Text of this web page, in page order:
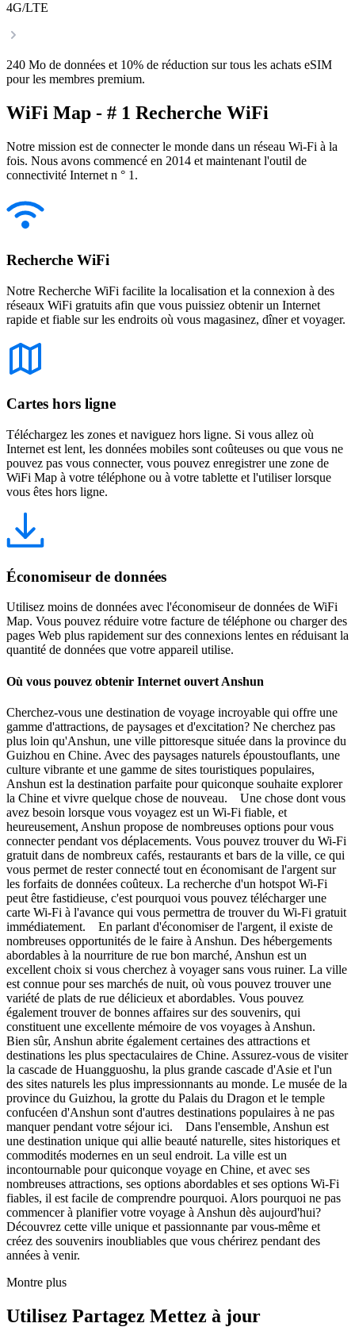
4G/LTE
240 Mo de données et 10% de réduction sur tous les achats eSIM
pour les membres premium.
WiFi Map - # 1 Recherche WiFi
Notre mission est de connecter le monde dans un réseau Wi-Fi à la
fois. Nous avons commencé en 2014 et maintenant l'outil de
connectivité Internet n ° 1.
Recherche WiFi
Notre Recherche WiFi facilite la localisation et la connexion à des
réseaux WiFi gratuits afin que vous puissiez obtenir un Internet
rapide et fiable sur les endroits où vous magasinez, dîner et voyager.
Cartes hors ligne
Téléchargez les zones et naviguez hors ligne. Si vous allez où
Internet est lent, les données mobiles sont coûteuses ou que vous ne
pouvez pas vous connecter, vous pouvez enregistrer une zone de
WiFi Map à votre téléphone ou à votre tablette et l'utiliser lorsque
vous êtes hors ligne.
Économiseur de données
Utilisez moins de données avec l'économiseur de données de WiFi
Map. Vous pouvez réduire votre facture de téléphone ou charger des
pages Web plus rapidement sur des connexions lentes en réduisant la
quantité de données que votre appareil utilise.
Où vous pouvez obtenir Internet ouvert Anshun
Cherchez-vous une destination de voyage incroyable qui offre une
gamme d'attractions, de paysages et d'excitation? Ne cherchez pas
plus loin qu'Anshun, une ville pittoresque située dans la province du
Guizhou en Chine. Avec des paysages naturels époustouflants, une
culture vibrante et une gamme de sites touristiques populaires,
Anshun est la destination parfaite pour quiconque souhaite explorer
la Chine et vivre quelque chose de nouveau. Une chose dont vous
avez besoin lorsque vous voyagez est un Wi-Fi fiable, et
heureusement, Anshun propose de nombreuses options pour vous
connecter pendant vos déplacements. Vous pouvez trouver du Wi-Fi
gratuit dans de nombreux cafés, restaurants et bars de la ville, ce qui
vous permet de rester connecté tout en économisant de l'argent sur
les forfaits de données coûteux. La recherche d'un hotspot Wi-Fi
peut être fastidieuse, c'est pourquoi vous pouvez télécharger une
carte Wi-Fi à l'avance qui vous permettra de trouver du Wi-Fi gratuit
immédiatement. En parlant d'économiser de l'argent, il existe de
nombreuses opportunités de le faire à Anshun. Des hébergements
abordables à la nourriture de rue bon marché, Anshun est un
excellent choix si vous cherchez à voyager sans vous ruiner. La ville
est connue pour ses marchés de nuit, où vous pouvez trouver une
variété de plats de rue délicieux et abordables. Vous pouvez
également trouver de bonnes affaires sur des souvenirs, qui
constituent une excellente mémoire de vos voyages à Anshun.
Bien sûr, Anshun abrite également certaines des attractions et
destinations les plus spectaculaires de Chine. Assurez-vous de visiter
la cascade de Huangguoshu, la plus grande cascade d'Asie et l'un
des sites naturels les plus impressionnants au monde. Le musée de la
province du Guizhou, la grotte du Palais du Dragon et le temple
confucéen d'Anshun sont d'autres destinations populaires à ne pas
manquer pendant votre séjour ici. Dans l'ensemble, Anshun est
une destination unique qui allie beauté naturelle, sites historiques et
commodités modernes en un seul endroit. La ville est un
incontournable pour quiconque voyage en Chine, et avec ses
nombreuses attractions, ses options abordables et ses options Wi-Fi
fiables, il est facile de comprendre pourquoi. Alors pourquoi ne pas
commencer à planifier votre voyage à Anshun dès aujourd'hui?
Découvrez cette ville unique et passionnante par vous-même et
créez des souvenirs inoubliables que vous chérirez pendant des
années à venir.
Montre plus
Utilisez Partagez Mettez à jour